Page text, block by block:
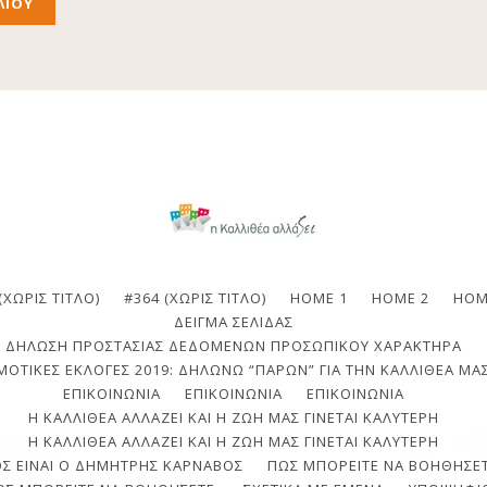
ΤΊΤΛΟ) #364 (ΧΩΡΊΣ ΤΊΤΛΟ) HOME 1 HOME 2
ΔΕΊΓΜΑ ΣΕΛΊΔΑΣ
ΔΉΛΩΣΗ ΠΡΟΣΤΑΣΊΑΣ ΔΕΔΟΜΈΝΩΝ ΠΡΟΣΩΠΙΚΟΎ ΧΑΡΑΚΤΉΡΑ
ΕΚΛΟΓΈΣ 2019: ΔΗΛΏΝΩ “ΠΑΡΏΝ” ΓΙΑ ΤΗΝ ΚΑΛΛΙΘΈΑ
ΕΠΙΚΟΙΝΩΝΙΑ
ΕΠΙΚΟΙΝΩΝΊΑ
ΕΠΙΚΟΙΝΩΝΊΑ
Η ΚΑΛΛΙΘΈΑ ΑΛΛΆΖΕΙ ΚΑΙ Η ΖΩΉ ΜΑΣ ΓΊΝΕΤΑΙ ΚΑΛΎΤΕΡΗ
Η ΚΑΛΛΙΘΈΑ ΑΛΛΆΖΕΙ ΚΑΙ Η ΖΩΉ ΜΑΣ ΓΊΝΕΤΑΙ ΚΑΛΎΤΕΡΗ
ΕΊΝΑΙ Ο ΔΗΜΉΤΡΗΣ ΚΆΡΝΑΒΟΣ
ΠΩΣ ΜΠΟΡΕΊΤΕ ΝΑ